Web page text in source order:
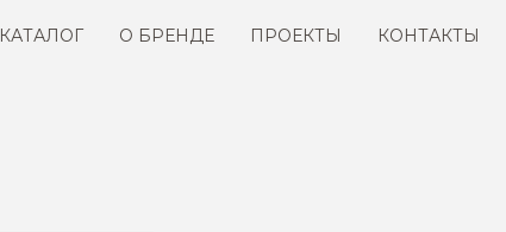
КАТАЛОГ О БРЕНДЕ ПРОЕКТЫ КОНТАКТЫ